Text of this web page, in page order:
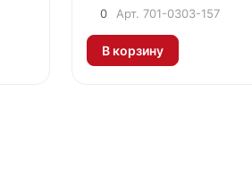
0 Арт. 701-0303-157
В корзину